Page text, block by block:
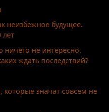
неизбежное будущее.
лет
не интересно.
ждать последствий?
которые значат совсем не